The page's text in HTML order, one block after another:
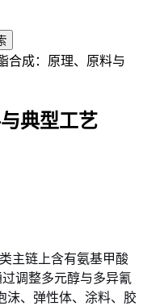
合成：原理、原料与
典型工艺
主链上含有氨基甲酸
调整多元醇与多异氰
沫、弹性体、涂料、胶